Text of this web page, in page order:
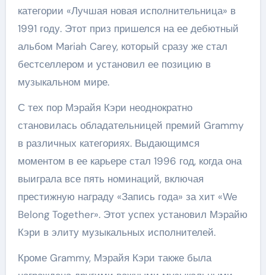
категории «Лучшая новая исполнительница» в
1991 году. Этот приз пришелся на ее дебютный
альбом Mariah Carey, который сразу же стал
бестселлером и установил ее позицию в
музыкальном мире.
С тех пор Мэрайя Кэри неоднократно
становилась обладательницей премий Grammy
в различных категориях. Выдающимся
моментом в ее карьере стал 1996 год, когда она
выиграла все пять номинаций, включая
престижную награду «Запись года» за хит «We
Belong Together». Этот успех установил Мэрайю
Кэри в элиту музыкальных исполнителей.
Кроме Grammy, Мэрайя Кэри также была